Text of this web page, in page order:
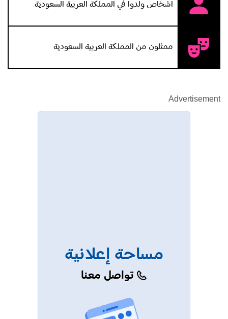
اشخاص ولدوا في المملكة العربية السعودية
ممثلون من المملكة العربية السعودية
Advertisement
مساحة إعلانية
تواصل معنا